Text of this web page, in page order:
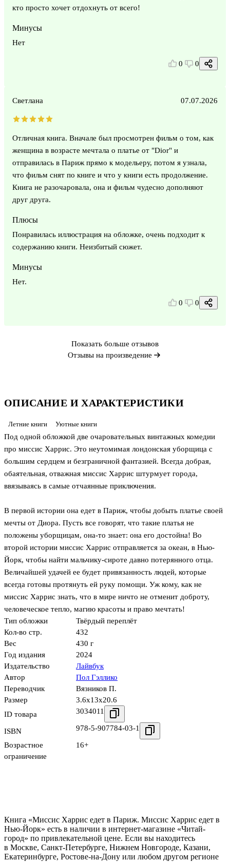
ОПИСАНИЕ И ХАРАКТЕРИСТИКИ
Летние книги Уютные книги
Под одной обложкой две очаровательных винтажных комедии
про миссис Харрис. Это неутомимая лондонская уборщица с
большим сердцем и безграничной фантазией. Всегда добрая,
обаятельная, отважная миссис Харрис штурмует города,
ввязываясь в самые отчаянные приключения.
В первой истории она едет в Париж, чтобы добыть платье своей
мечты от Диора. Пусть все говорят, что такие платья не
положены уборщицам, она-то знает: она его достойна! Во
второй истории миссис Харрис отправляется за океан, в Нью-
Йорк, чтобы найти мальчику-сироте давно потерянного отца.
Величайшей удачей ее будет привязанность людей, которые
всегда готовы протянуть ей руку помощи. Уж кому, как не
миссис Харрис знать, что в мире ничто не отменит доброту,
человеческое тепло, магию красоты и право мечтать!
Тип обложки
Твёрдый переплёт
Кол-во стр.
432
Вес
430 г
Год издания
2024
Издательство
Лайвбук
Автор
Пол Гэллико
Переводчик
Вязников П.
Размер
3.6x13x20.6
ID товара
3034011
ISBN 978-5-907784-03-1
Возрастное
ограничение
16+
кто просто хочет отдохнуть от всего!
Минусы
Нет
0 0
Светлана 07.07.2026
Отличная книга. Вначале был просмотрен фильм о том, как
женщина в возрасте мечтала о платье от "Dior" и
отправилась в Париж прямо к модельеру, потом я узнала,
что фильм снят по книге и что у книги есть продолжение.
Книга не разочаровала, она и фильм чудесно дополняют
друг друга.
Плюсы
Понравилась иллюстрация на обложке, очень подходит к
содержанию книги. Неизбитый сюжет.
Минусы
Нет.
0 0
Показать больше отзывов
Отзывы на произведение
Книга «Миссис Харрис едет в Париж. Миссис Харрис едет в
Нью-Йорк» есть в наличии в интернет-магазине «Читай-
город» по привлекательной цене. Если вы находитесь
в Москве, Санкт-Петербурге, Нижнем Новгороде, Казани,
Екатеринбурге, Ростове-на-Дону или любом другом регионе